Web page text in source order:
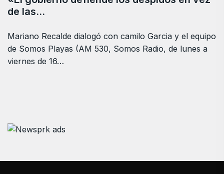
de las…
Mariano Recalde dialogó con camilo Garcia y el equipo
de Somos Playas (AM 530, Somos Radio, de lunes a
viernes de 16…